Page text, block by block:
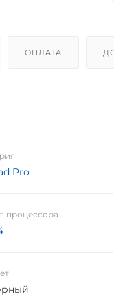
ОПЛАТА
Pro
процессора